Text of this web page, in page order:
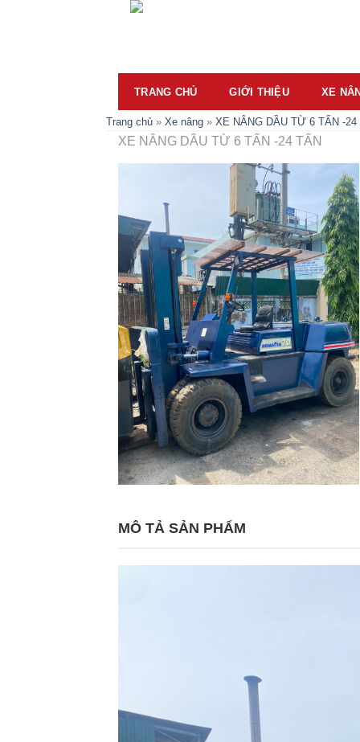
TRANG CHỦ GIỚI THIỆU XE
Trang chủ » Xe nâng » XE NÂNG DẦU TỪ 6 TẤN -24
XE NÂNG DẦU TỪ 6 TẤN -24 TẤN
MÔ TẢ SẢN PHẨM